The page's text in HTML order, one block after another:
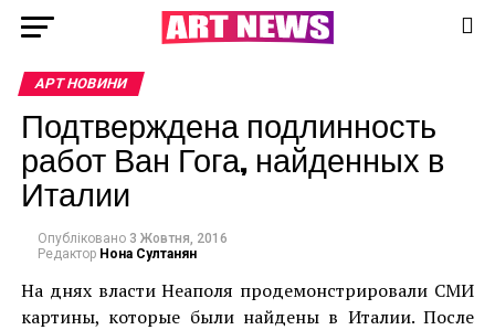
АРТ НОВИНИ
Подтверждена подлинность
работ Ван Гога, найденных в
Италии
Опубліковано 3 Жовтня, 2016
Редактор Нона Султанян
На днях власти Неаполя продемонстрировали СМИ
картины, которые были найдены в Италии. После